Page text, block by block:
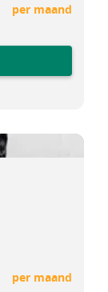
per maand
per maand